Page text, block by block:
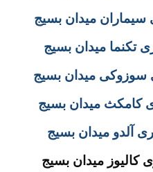
سیماران میدان بسیج
تکنما میدان بسیج
سوزوکی میدان بسیج
کامکث میدان بسیج
آلدو میدان بسیج
کالیوز میدان بسیج